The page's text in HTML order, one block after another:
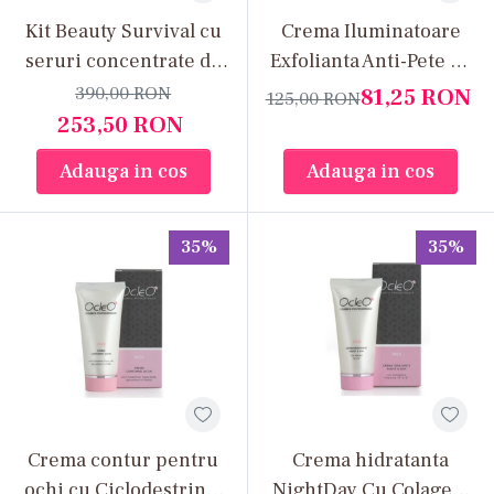
Deshidratarea pielii;
Fumatul;
Poluarea;
Stresul oxidativ;
Lipsa somnului;
Schimbările hormonale;
Expresiile faciale repetate;
Înaintarea naturală în vârstă.
Ce Produse Sunt Recomandate pentru
Tenul Matur?
O rutină eficientă pentru ten matur trebuie să
combine hidratarea, regenerarea și protecția. În
această categorie găsești produse pentru
fiecare etapă a rutinei:
Kit Beauty Survival cu
seruri concentrate de
Acid Hyaluronic,
Coenzima Q10 si
Vitamina C
253,50RON
390,00RON
Adauga in cos
Crema Iluminatoare
Exfolianta Anti-Pete cu
Alpha Hidroxiacizi din
81,25 RON
125,00RON
Adauga in cos
35%
Crema contur pentru
35%
Crema hidratanta